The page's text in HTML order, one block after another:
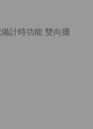
計時功能 雙向擺